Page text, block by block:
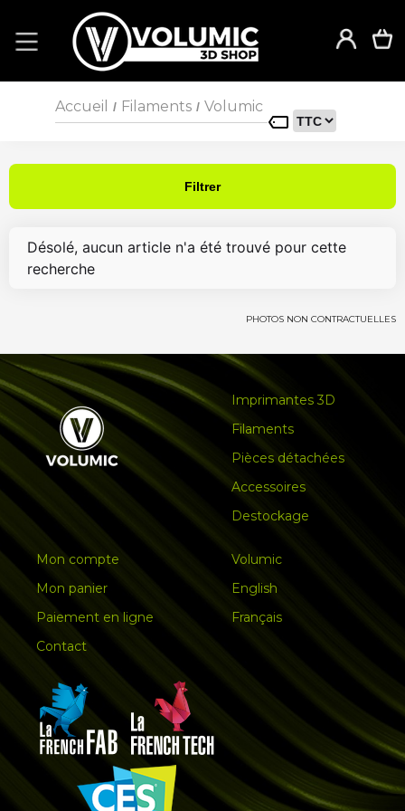
Accueil / Filaments / Volumic
Filtrer
Désolé, aucun article n'a été trouvé pour cette
recherche
PHOTOS NON CONTRACTUELLES
Imprimantes 3D
Filaments
Pièces détachées
Accessoires
Destockage
Mon compte
Mon panier
Paiement en ligne
Contact
Volumic
English
Français